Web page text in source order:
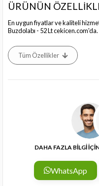
ÜRÜNÜN
En uygun fiyatlar ve kaliteli
Buzdolabı - 52 Lt cekicen.com'da.
Tüm Özellikler
DAHA FAZLA BİLGİ
WhatsApp